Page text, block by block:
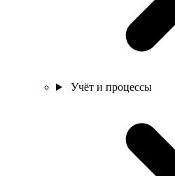
Учёт и процессы